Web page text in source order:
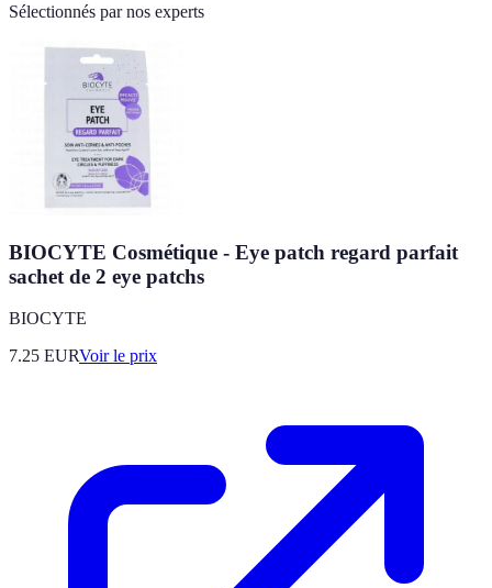
Sélectionnés par nos experts
BIOCYTE Cosmétique - Eye patch regard parfait
sachet de 2 eye patchs
BIOCYTE
7.25 EURVoir le prix